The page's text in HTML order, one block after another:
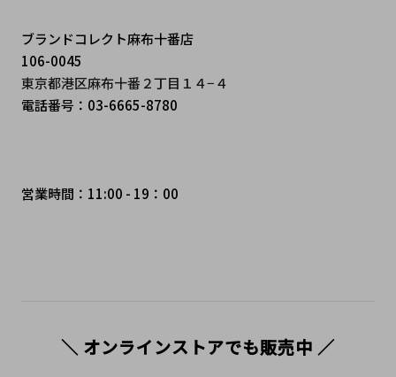
ブランドコレクト麻布十番店
106-0045
東京都港区麻布十番２丁目１４−４
電話番号：03-6665-8780
営業時間：11:00 - 19：00
＼ オンラインストアでも販売中 ／